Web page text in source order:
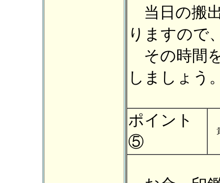
当日の搬
りますので
その時間
しましょう
ポイント
⑤